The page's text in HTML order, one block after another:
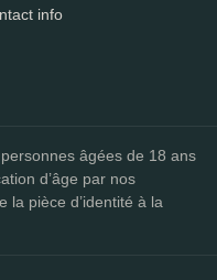
info
âgées de 18 ans
d’âge par nos
la pièce d’identité à la